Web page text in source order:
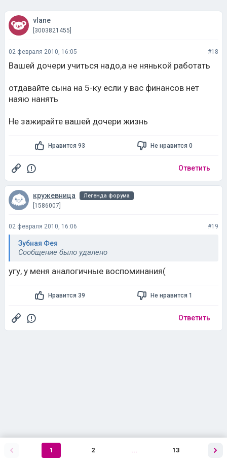
vlane
[3003821455]
02 февраля 2010, 16:05 #18
Вашей дочери учиться надо,а не нянькой работать
отдавайте сына на 5-ку если у вас финансов нет
наяю нанять
Не зажирайте вашей дочери жизнь
Нравится 93 Не нравится 0
Ответить
кружевница Легенда форума
[1586007]
02 февраля 2010, 16:06 #19
Зубная Фея
Сообщение было удалено
угу, у меня аналогичные воспоминания(
Нравится 39 Не нравится 1
Ответить
1 2 ... 13